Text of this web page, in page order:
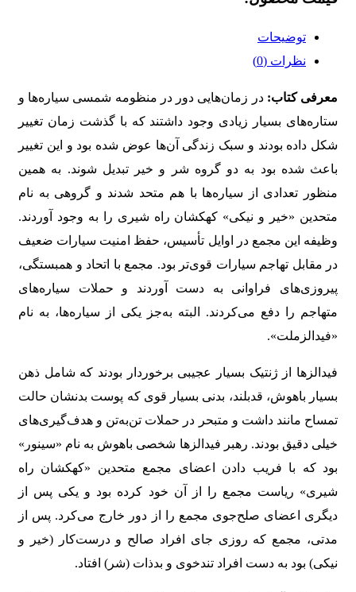
توضیحات
نظرات (0)
معرفی کتاب:در زمان‌هایی دور در منظومه شمسی سیاره‌ها و
ستاره‌های بسیار زیادی وجود داشتند که با گذشت زمان تغییر
شکل داده بودند و سبک زندگی آن‌ها عوض شده بود و این تغییر
باعث شده بود به دو گروه شر و خیر تبدیل شوند. به همین
منظور تعدادی از سیاره‌ها با هم متحد شدند و گروهی به نام
متحدین «خیر و نیکی» کهکشان راه شیری را به وجود آوردند.
وظیفه این مجمع در اوایل تأسیس، حفظ امنیت سیارات ضعیف
در مقابل تهاجم سیارات قوی‌تر بود. مجمع با اتحاد و همبستگی،
پیروزی‌های فراوانی به دست آوردند و حملات سیاره‌های
متهاجم را دفع می‌کردند. البته به‌جز یکی از سیاره‌ها، به نام
«فیدالزملت».
فیدالزها از ژنتیک بسیار عجیبی برخوردار بودند که شامل ذهن
بسیار باهوش، قدبلند، بدنی بسیار قوی که پوست بدنشان حالت
تمساح مانند داشت و متبحر در حملات تن‌به‌تن و هدف‌گیری‌های
خیلی دقیق بودند. رهبر فیدالزها شخصی باهوش به نام «سینور»
بود که با فریب دادن اعضای مجمع متحدین «کهکشان راه
شیری» ریاست مجمع را از آن خود کرده بود و یکی پس از
دیگری اعضای صلح‌جوی مجمع را از دور خارج می‌کرد. پس از
مدتی، مجمع که روزی جای افراد صالح و درست‌کار (خیر و
نیکی) بود به دست افراد تندخوی و بدذات (شر) افتاد.